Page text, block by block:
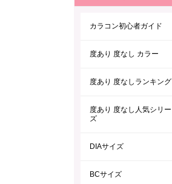
カラコン初心者ガイド
度あり 度なし カラー
度あり 度なしランキング
度あり 度なし人気シリー
ズ
DIAサイズ
BCサイズ